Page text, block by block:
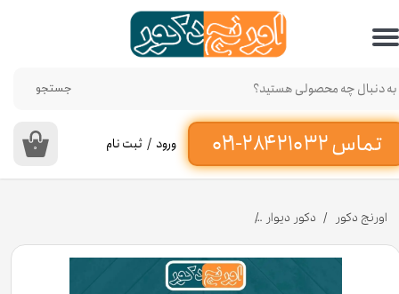
تماس ۳۲ ۲۱۰ ۲۸۴-۰۲۱‌
جستجو
۰ ورود / ثبت نام
حساب کاربری من
تغییر گذر واژه
سفارشات
خروج از حساب کاربری
اورنج دکور دکور دیوار